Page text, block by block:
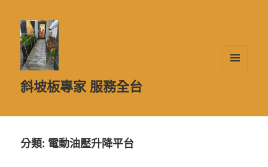
斜坡板專家 服務全台
分類: 電動油壓升降平台